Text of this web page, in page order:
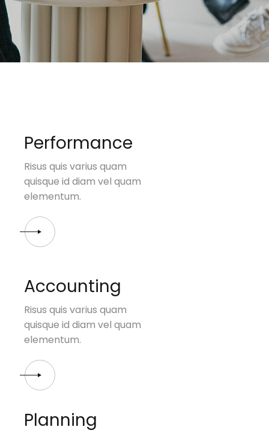
Performance
Risus quis varius quam
quisque id diam vel quam
elementum.
Accounting
Risus quis varius quam
quisque id diam vel quam
elementum.
Planning